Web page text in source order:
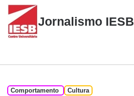
Skip
content
Jornalismo IESB
Comportamento Cultura